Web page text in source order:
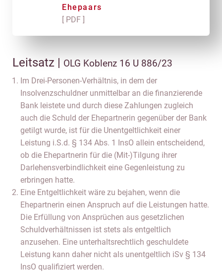
Ehepaars
[ PDF ]
Leitsatz | OLG Koblenz 16 U 886/23
Im Drei-Personen-Verhältnis, in dem der
Insolvenzschuldner unmittelbar an die finanzierende
Bank leistete und durch diese Zahlungen zugleich
auch die Schuld der Ehepartnerin gegenüber der Bank
getilgt wurde, ist für die Unentgeltlichkeit einer
Leistung i.S.d. § 134 Abs. 1 InsO allein entscheidend,
ob die Ehepartnerin für die (Mit-)Tilgung ihrer
Darlehensverbindlichkeit eine Gegenleistung zu
erbringen hatte.
Eine Entgeltlichkeit wäre zu bejahen, wenn die
Ehepartnerin einen Anspruch auf die Leistungen hatte.
Die Erfüllung von Ansprüchen aus gesetzlichen
Schuldverhältnissen ist stets als entgeltlich
anzusehen. Eine unterhaltsrechtlich geschuldete
Leistung kann daher nicht als unentgeltlich iSv § 134
InsO qualifiziert werden.